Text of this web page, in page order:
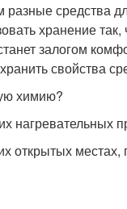
средства
хранение
залогом
свойства
химию?
нагревательных
открытых